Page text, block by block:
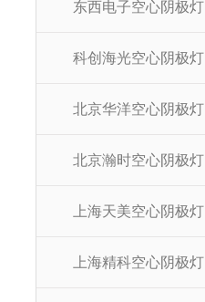
东西电子空心阴极灯
科创海光空心阴极灯
北京华洋空心阴极灯
北京瀚时空心阴极灯
上海天美空心阴极灯
上海精科空心阴极灯